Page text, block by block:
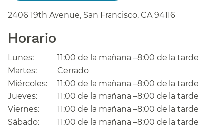
2406 19th Avenue, San Francisco, CA 94116
Horario​​
Lunes:​​
11:00 de la mañana –8:00 de la tarde​​
Martes:​​
Cerrado​​
Miércoles:​​
11:00 de la mañana –8:00 de la tarde​​
Jueves:​​
11:00 de la mañana –8:00 de la tarde​​
Viernes:​​
11:00 de la mañana –8:00 de la tarde​​
Sábado:​​
11:00 de la mañana –8:00 de la tarde​​